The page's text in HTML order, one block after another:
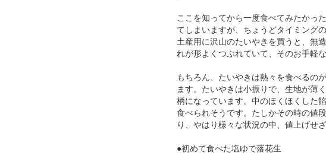
ここを知ってから一度食べてみたかっ
てしまいますが、ちょうどタイミング
土産用に沢山のたいやきを買うと、無
れが形よくつぶれていて、そのお手軽
もちろん、たいやきは熱々を食べるの
ます。たいやきは小振りで、生地が薄
柄になっています。中のほくほくした
食べられそうです。たしかその時の値
り、やはり様々な状況の中、値上げせ
●初めて食べた塩ゆで落花生